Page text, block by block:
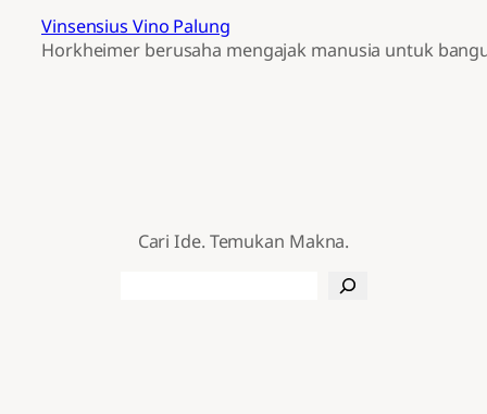
Vinsensius Vino Palung
Horkheimer berusaha mengajak manusia untuk
Cari Ide. Temukan Makna.